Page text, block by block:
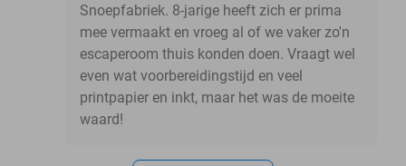
Snoepfabriek. 8-jarige heeft zich er prima
mee vermaakt en vroeg al of we vaker zo'n
escaperoom thuis konden doen. Vraagt wel
even wat voorbereidingstijd en veel
printpapier en inkt, maar het was de moeite
waard!